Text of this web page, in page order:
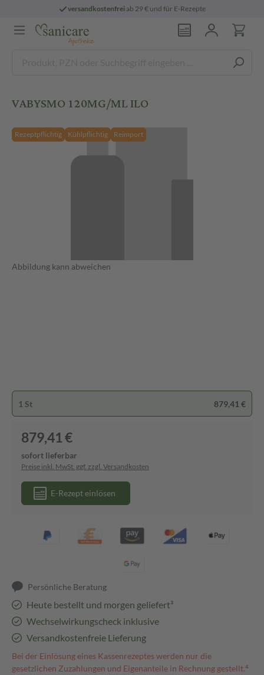
versandkostenfreiab 29 € und für E-Rezepte
VABYSMO 120MG/ML ILO
Rezeptpflichtig Kühlpflichtig Reimport
Abbildung kann abweichen
1 St 879,41 €
879,41 €
sofort lieferbar
Preise inkl. MwSt. ggf. zzgl. Versandkosten
E-Rezept einlösen
Persönliche Beratung
Heute bestellt und morgen geliefert³
Wechselwirkungscheck inklusive
Versandkostenfreie Lieferung
Bei der Einlösung eines Kassenrezeptes werden nur die
gesetzlichen Zuzahlungen und Eigenanteile in Rechnung gestellt.⁴